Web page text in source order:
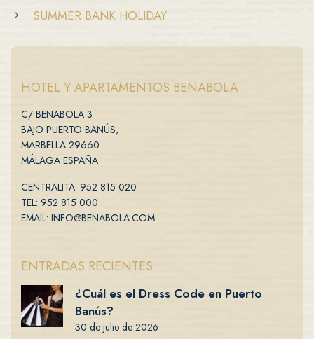
SUMMER BANK HOLIDAY
HOTEL Y APARTAMENTOS BENABOLA
C/ BENABOLA 3
BAJO PUERTO BANÚS,
MARBELLA 29660
MÁLAGA ESPAÑA
CENTRALITA: 952 815 020
TEL: 952 815 000
EMAIL: INFO@BENABOLA.COM
ENTRADAS RECIENTES
¿Cuál es el Dress Code en Puerto
Banús?
30 de julio de 2026